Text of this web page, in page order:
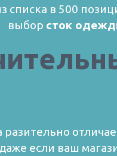
списка в 500
выбор сток
разительно
если ваш